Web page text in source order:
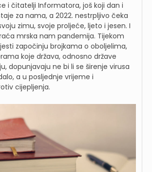
i čitatelji Informatora, još koji dan i
za nama, a 2022. nestrpljivo čeka
zimu, svoje proljeće, ljeto i jesen. I
mrska nam pandemija. Tijekom
započinju brojkama o oboljelima,
koje država, odnosno države
dopunjavaju ne bi li se širenje virusa
a u posljednje vrijeme i
cijepljenja.